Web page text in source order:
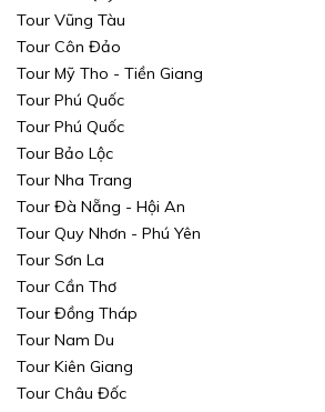
Tour Vũng Tàu
Tour Côn Đảo
Tour Mỹ Tho - Tiền Giang
Tour Phú Quốc
Tour Phú Quốc
Tour Bảo Lộc
Tour Nha Trang
Tour Đà Nẵng - Hội An
Tour Quy Nhơn - Phú Yên
Tour Sơn La
Tour Cần Thơ
Tour Đồng Tháp
Tour Nam Du
Tour Kiên Giang
Tour Châu Đốc